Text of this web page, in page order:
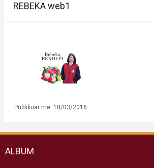
REBEKA web1
Publikuar më: 18/03/2016
ALBUM